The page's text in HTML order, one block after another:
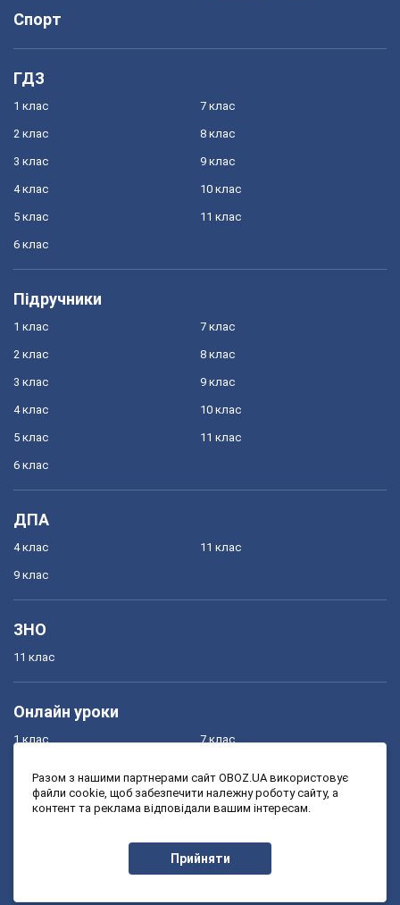
Спорт
ГДЗ
1 клас
2 клас
3 клас
4 клас
5 клас
6 клас
7 клас
8 клас
9 клас
10 клас
11 клас
Підручники
1 клас
2 клас
3 клас
4 клас
5 клас
6 клас
7 клас
8 клас
9 клас
10 клас
11 клас
ДПА
4 клас
9 клас
11 клас
ЗНО
11 клас
Онлайн уроки
1 клас
3 клас
7 клас
9 клас
Разом з нашими партнерами сайт OBOZ.UA використовує
файли cookie, щоб забезпечити належну роботу сайту, а
контент та реклама відповідали вашим інтересам.
Прийняти